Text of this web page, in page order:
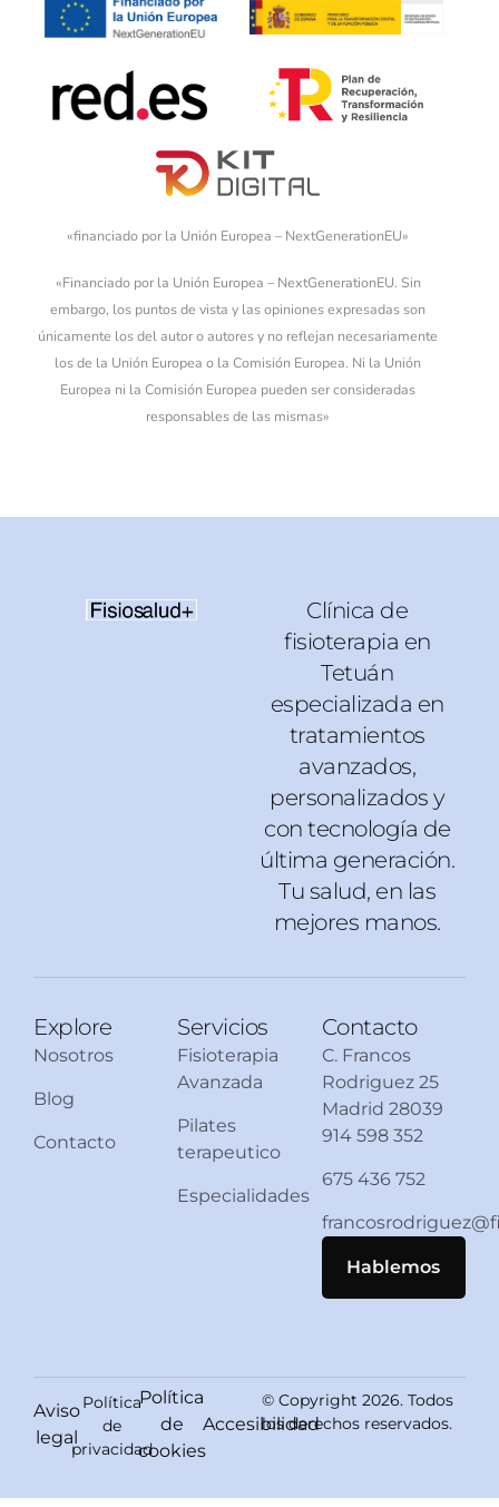
«financiado por la Unión Europea – NextGenerationEU»
«Financiado por la Unión Europea – NextGenerationEU. Sin
embargo, los puntos de vista y las opiniones expresadas son
únicamente los del autor o autores y no reflejan necesariamente
los de la Unión Europea o la Comisión Europea. Ni la Unión
Europea ni la Comisión Europea pueden ser consideradas
responsables de las mismas»
Clínica de
fisioterapia en
Tetuán
especializada en
tratamientos
avanzados,
personalizados y
con tecnología de
última generación.
Tu salud, en las
mejores manos.
Explore
Nosotros
Blog
Contacto
Servicios
Fisioterapia
Avanzada
Pilates
terapeutico
Especialidades
Contacto
C. Francos
Rodriguez 25
Madrid 28039
914 598 352
675 436 752
Hablemos
© Copyright 2026. Todos
los derechos reservados.
Aviso
legal
Política
de
privacidad
Política
de
cookies
Accesibilidad